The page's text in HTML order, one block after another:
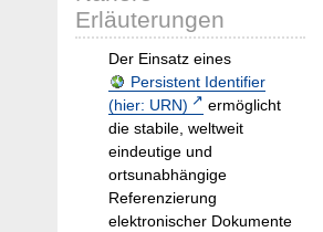
Erläuterungen
Der Einsatz eines
Persistent Identifier
(hier: URN)
ermöglicht
die stabile, weltweit
eindeutige und
ortsunabhängige
Referenzierung
elektronischer Dokumente